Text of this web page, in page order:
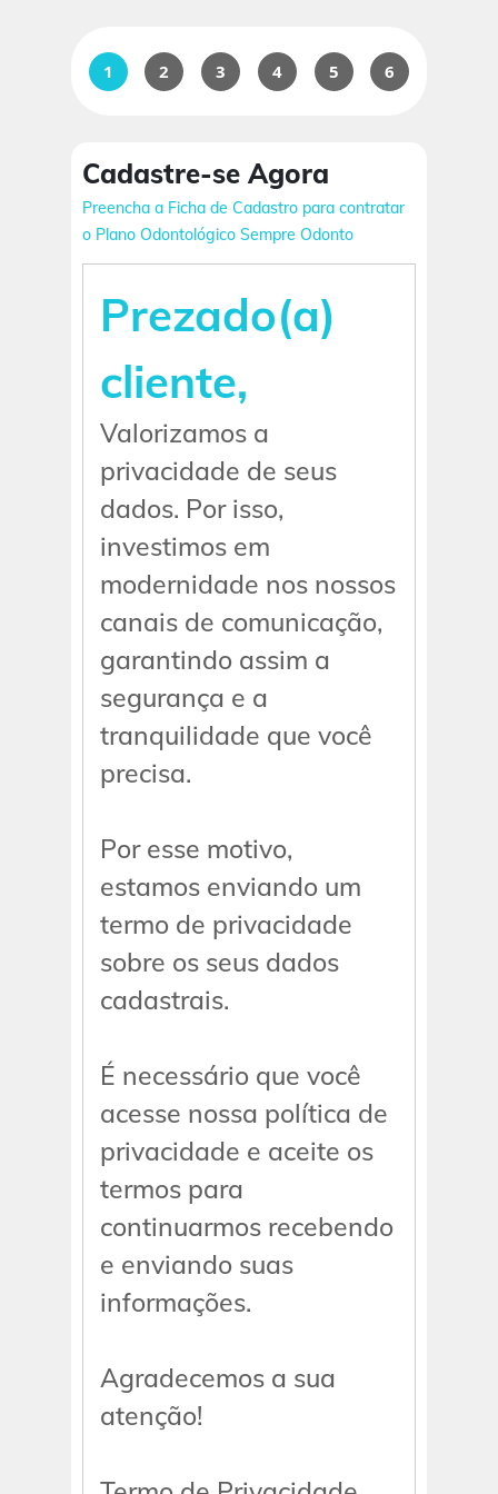
1 2 3 4 5 6
Cadastre-se Agora
Preencha a Ficha de Cadastro para contratar
o Plano Odontológico Sempre Odonto
Prezado(a)
cliente,
Valorizamos a
privacidade de seus
dados. Por isso,
investimos em
modernidade nos nossos
canais de comunicação,
garantindo assim a
segurança e a
tranquilidade que você
precisa.
Por esse motivo,
estamos enviando um
termo de privacidade
sobre os seus dados
cadastrais.
É necessário que você
acesse nossa política de
privacidade e aceite os
termos para
continuarmos recebendo
e enviando suas
informações.
Agradecemos a sua
atenção!